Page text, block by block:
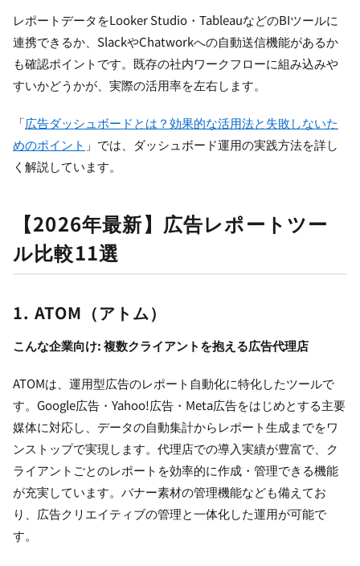
レポートデータをLooker Studio・TableauなどのBIツールに
連携できるか、SlackやChatworkへの自動送信機能があるか
も確認ポイントです。既存の社内ワークフローに組み込みや
すいかどうかが、実際の活用率を左右します。
「広告ダッシュボードとは？効果的な活用法と失敗しないた
めのポイント 」では、ダッシュボード運用の実践方法を詳し
く解説しています。
【2026年最新】広告レポートツー
ル比較11選
1. ATOM（アトム）
こんな企業向け: 複数クライアントを抱える広告代理店
ATOMは、運用型広告のレポート自動化に特化したツールで
す。Google広告・Yahoo!広告・Meta広告をはじめとする主要
媒体に対応し、データの自動集計からレポート生成までをワ
ンストップで実現します。代理店での導入実績が豊富で、ク
ライアントごとのレポートを効率的に作成・管理できる機能
が充実しています。バナー素材の管理機能なども備えてお
り、広告クリエイティブの管理と一体化した運用が可能で
す。